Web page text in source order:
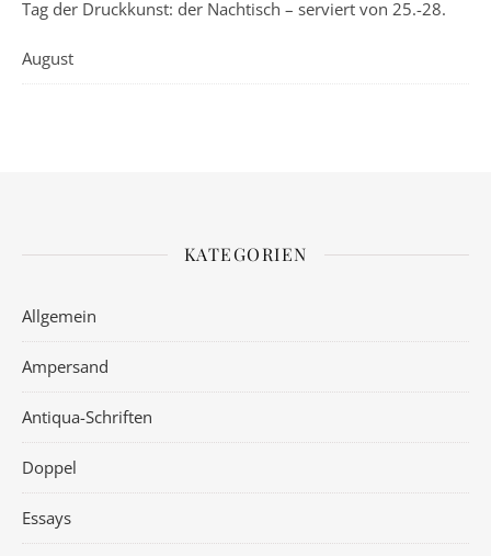
Tag der Druckkunst: der Nachtisch – serviert von 25.-28.
August
KATEGORIEN
Allgemein
Ampersand
Antiqua-Schriften
Doppel
Essays